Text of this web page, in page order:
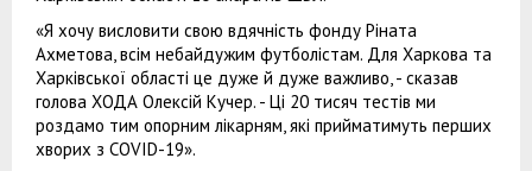
«Я хочу висловити свою вдячність фонду Ріната
Ахметова, всім небайдужим футболістам. Для Харкова та
Харківської області це дуже й дуже важливо, - сказав
голова ХОДА Олексій Кучер. - Ці 20 тисяч тестів ми
роздамо тим опорним лікарням, які прийматимуть перших
хворих з COVID-19».